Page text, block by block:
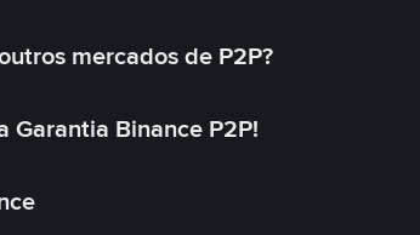
mercados de P2P?
Garantia Binance P2P!